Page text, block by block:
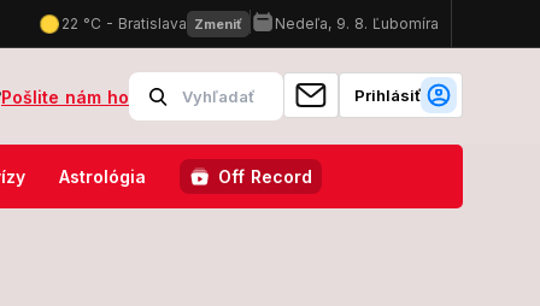
pre tieto tri znamenia: Získajú, čo im právom patrí, no pozor na
Pošlite nám ho Prihlásiť
Astrológia Off Record